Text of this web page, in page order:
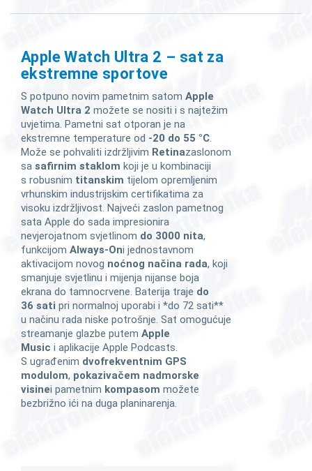
Apple Watch Ultra 2 – sat za
ekstremne sportove
S potpuno novim pametnim satom Apple
Watch Ultra 2 možete se nositi i s najtežim
uvjetima. Pametni sat otporan je na
ekstremne temperature od -20 do 55 °C.
Može se pohvaliti izdržljivim Retinazaslonom
sa safirnim staklom koji je u kombinaciji
s robusnim titanskim tijelom opremljenim
vrhunskim industrijskim certifikatima za
visoku izdržljivost. Najveći zaslon pametnog
sata Apple do sada impresionira
nevjerojatnom svjetlinom do 3000 nita,
funkcijom Always-Oni jednostavnom
aktivacijom novog noćnog načina rada, koji
smanjuje svjetlinu i mijenja nijanse boja
ekrana do tamnocrvene. Baterija traje do
36 sati pri normalnoj uporabi i *do 72 sati**
u načinu rada niske potrošnje. Sat omogućuje
streamanje glazbe putem Apple
Music i aplikacije Apple Podcasts.
S ugrađenim dvofrekventnim GPS
modulom, pokazivačem nadmorske
visinei pametnim kompasom možete
bezbrižno ići na duga planinarenja.